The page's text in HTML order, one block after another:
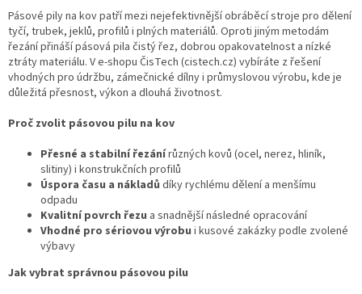
l
á
d
a
c
í
k
y
v
p
i
Pásové pily na kov patří mezi nejefektivnější obráběcí stroje pro dělení
tyčí, trubek, jeklů, profilů i plných materiálů. Oproti jiným metodám
řezání přináší pásová pila čistý řez, dobrou opakovatelnost a nízké
ztráty materiálu. V e-shopu ČisTech (cistech.cz) vybíráte z řešení
vhodných pro údržbu, zámečnické dílny i průmyslovou výrobu, kde je
důležitá přesnost, výkon a dlouhá životnost.
Proč zvolit pásovou pilu na kov
Přesné a stabilní řezánírůzných kovů (ocel, nerez, hliník,
slitiny) i konstrukčních profilů
Úspora času a nákladů díky rychlému dělení a menšímu
odpadu
Kvalitní povrch řezu a snadnější následné opracování
Vhodné pro sériovou výrobu i kusové zakázky podle zvolené
výbavy
Jak vybrat správnou pásovou pilu